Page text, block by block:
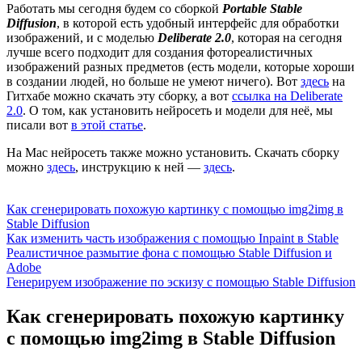
Работать мы сегодня будем со сборкой Portable Stable
Diffusion, в которой есть удобный интерфейс для обработки
изображений, и с моделью Deliberate 2.0, которая на сегодня
лучше всего подходит для создания фотореалистичных
изображений разных предметов (есть модели, которые хороши
в создании людей, но больше не умеют ничего). Вот здесь на
Гитхабе можно скачать эту сборку, а вот ссылка на Deliberate
2.0. О том, как установить нейросеть и модели для неё, мы
писали вот в этой статье.
На Mac нейросеть также можно установить. Скачать сборку
можно здесь, инструкцию к ней — здесь.
Как сгенерировать похожую картинку с помощью img2img в
Stable Diffusion
Как изменить часть изображения с помощью Inpaint в Stable
Реалистичное размытие фона с помощью Stable Diffusion и
Adobe
Генерируем изображение по эскизу с помощью Stable Diffusion
Как сгенерировать похожую картинку
с помощью img2img в Stable Diffusion